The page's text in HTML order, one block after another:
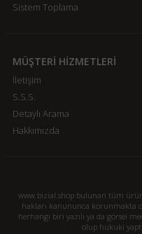
Sistem Toplama
MÜŞTERİ HİZMETLERİ
İletişim
S.S.S.
Detaylı Arama
Hakkımızda
www.bizial.shop bulunan tüm
hakları kanununca korunmakta
herhangi biri yazılı ya da görsel
olup hukuki